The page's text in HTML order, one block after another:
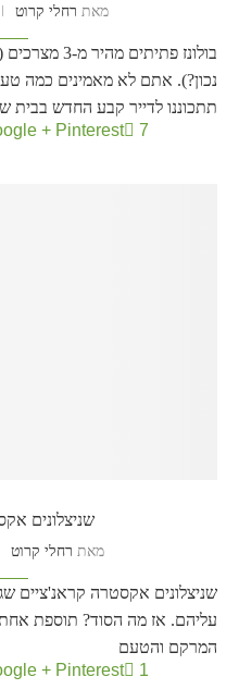
מאת רחלי קרוט
בולונז
נכון?). אתם לא מאמינים כמה
תתכוננו לדייר קבע החדש בבית
7
+ Pinterest
שניצלונים
מאת רחלי קרוט
שניצלונים אקסטרה קראנ'ציים
עליהם. אז מה הסוד? תוספת
המרקם והטעם
1
+ Pinterest